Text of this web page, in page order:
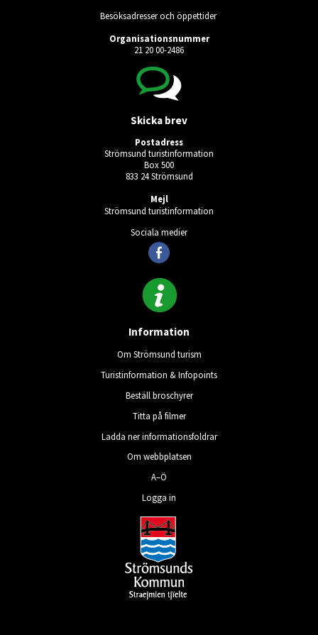
Besöksadresser och öppettider
Organisationsnummer
21 20 00-2486
Skicka brev
Postadress
Strömsund turistinformation
Box 500
833 24 Strömsund
Mejl
Strömsund turistinformation
Sociala medier
Information
Om Strömsund turism
Turistinformation & Infopoints
Beställ broschyrer
Titta på filmer
Ladda ner informationsfoldrar
Om webbplatsen
A–Ö
Logga in